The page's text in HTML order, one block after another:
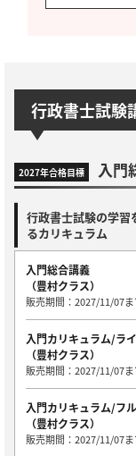
行政書士試験
2027年合格目標 入門
行政書士試験の学習
るカリキュラム
入門総合講義
（豊村クラス）
販売期間：2027/11/07ま
入門カリキュラム/ラ
（豊村クラス）
販売期間：2027/11/07ま
入門カリキュラム/フル
（豊村クラス）
販売期間：2027/11/07ま